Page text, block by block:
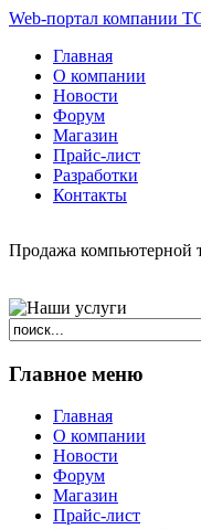
Web-портал компании
Главная
О компании
Новости
Форум
Магазин
Прайс-лист
Разработки
Контакты
Продажа компьютерной
Главное меню
Главная
О компании
Новости
Форум
Магазин
Прайс-лист